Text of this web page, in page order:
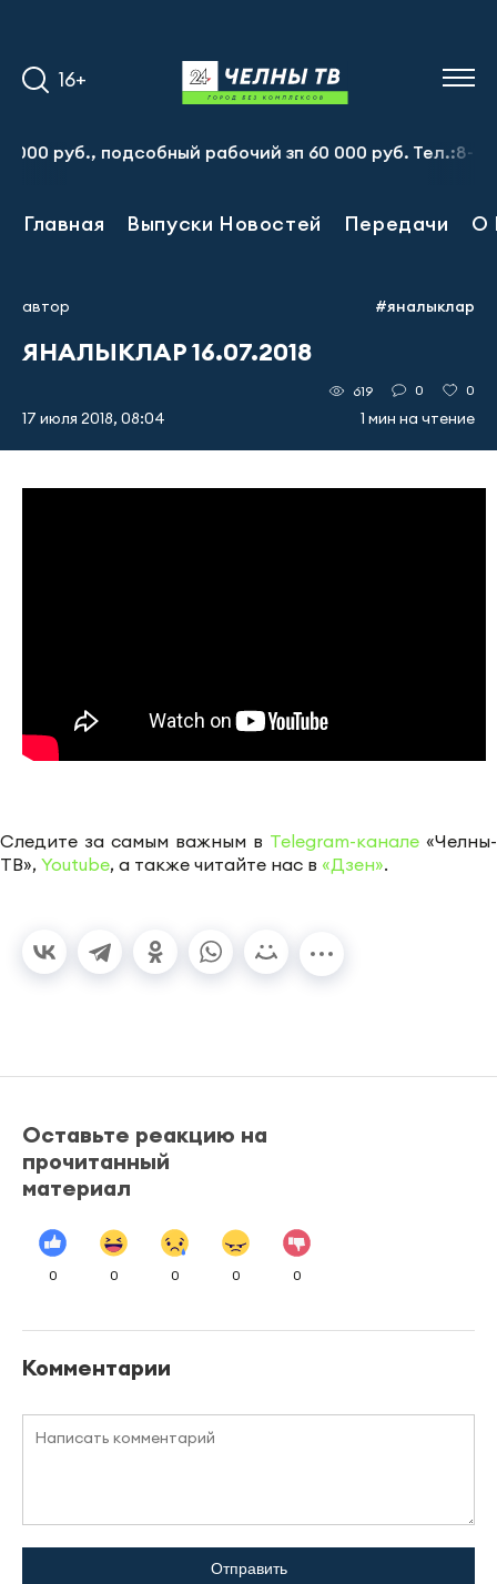
16+
руб., подсобный рабочий зп 60 000 руб. Тел.:8-917-
Главная Выпуски Новостей Передачи О
автор #яналыклар
ЯНАЛЫКЛАР 16.07.2018
17 июля 2018, 08:04
619 0 0
1 мин на чтение
Следите за самым важным в Telegram-канале «Челны-
ТВ», Youtube, а также читайте нас в «Дзен».
Оставьте реакцию на
прочитанный
материал
0 0 0 0 0
Комментарии
Отправить